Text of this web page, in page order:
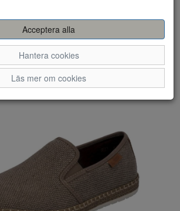
Acceptera alla
Hantera cookies
Läs mer om cookies